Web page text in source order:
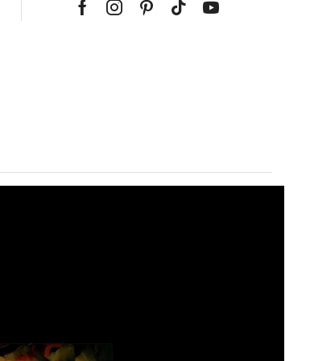
FacebookInstagramPinterest
Tik-Youtube